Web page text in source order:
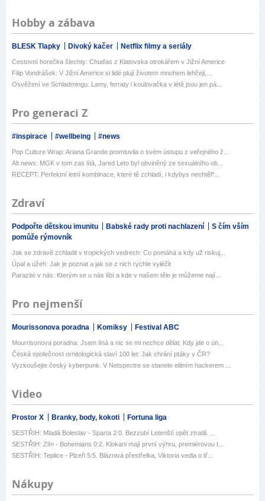
Hobby a zábava
BLESK Tlapky Divoký kačer Netflix filmy a seriály
Cestovní horečka šlechty: Chuďas z Klatovska otrokářem v Jižní Americe
Filip Vondrášek: V Jižní Americe si lidé plují životem mnohem lehčeji,...
Osvěžení ve Schladmingu: Lamy, ferraty i koulovačka v létě jsou jen pá...
Pro generaci Z
#inspirace #wellbeing #news
Pop Culture Wrap: Ariana Grande promluvila o svém ústupu z veřejného ž...
Alt news: MGK v tom zas lítá, Jared Leto byl obviněný ze sexuálního ob...
RECEPT: Perfektní letní kombinace, které tě zchladí, i kdybys nechtěl*...
Zdraví
Podpořte dětskou imunitu Babské rady proti nachlazení
S čím vším
pomůže rýmovník
Jak se zdravě zchladit v tropických vedrech: Co pomáhá a kdy už riskuj...
Úpal a úžeh: Jak je poznat a jak se z nich rychle vyléčit
Parazité v nás: Kterým se u nás líbí a kde v našem těle je můžeme nají...
Pro nejmenší
Mourissonova poradna Komiksy Festival ABC
Mourrisonova poradna: Jsem líná a nic se mi nechce dělat: Kdy jde o ún...
Česká společnost ornitologická slaví 100 let: Jak chrání ptáky v ČR?
Vyzkoušejte český kyberpunk. V Netspectre se stanete elitním hackerem ...
Video
Prostor X Branky, body, kokoti Fortuna liga
SESTŘIH: Mladá Boleslav - Sparta 2:0. Bezzubí Letenští opět ztratili. ...
SESTŘIH: Zlín - Bohemians 0:2. Klokani mají první výhru, premiérovou t...
SESTŘIH: Teplice - Plzeň 5:5. Bláznivá přestřelka, Viktoria vedla o tř...
Nákupy